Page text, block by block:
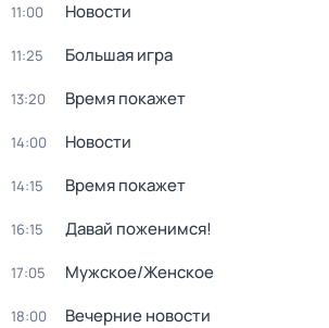
11:00 Новости
11:25 Большая игра
13:20 Время покажет
14:00 Новости
14:15 Время покажет
16:15 Давай поженимся!
17:05 Мужское/Женское
18:00 Вечерние новости